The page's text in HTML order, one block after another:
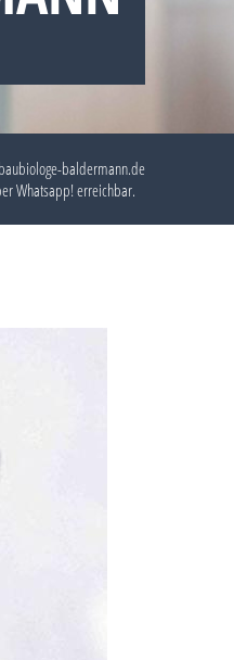
baldermann.de
Whatsapp!erreichbar.